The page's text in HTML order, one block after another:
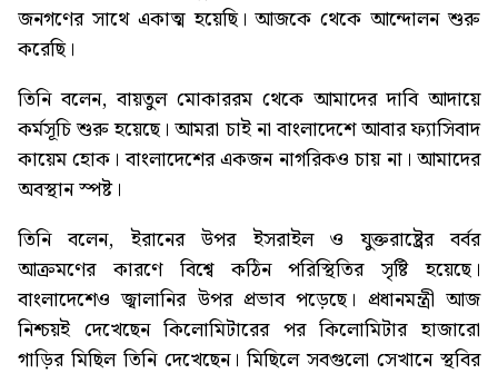
জনগণের সাথে একাত্ম হয়েছি। আজকে থেকে আন্দোলন শুরু
করেছি।
তিনি বলেন, বায়তুল মোকাররম থেকে আমাদের দাবি আদায়ে
কর্মসূচি শুরু হয়েছে। আমরা চাই না বাংলাদেশে আবার ফ্যাসিবাদ
কায়েম হোক। বাংলাদেশের একজন নাগরিকও চায় না। আমাদের
অবস্থান স্পষ্ট।
তিনি বলেন, ইরানের উপর ইসরাইল ও যুক্তরাষ্ট্রের বর্বর
আক্রমণের কারণে বিশ্বে কঠিন পরিস্থিতির সৃষ্টি হয়েছে।
বাংলাদেশেও জ্বালানির উপর প্রভাব পড়েছে। প্রধানমন্ত্রী আজ
নিশ্চয়ই দেখেছেন কিলোমিটারের পর কিলোমিটার হাজারো
গাড়ির মিছিল তিনি দেখেছেন। মিছিলে সবগুলো সেখানে স্থবির